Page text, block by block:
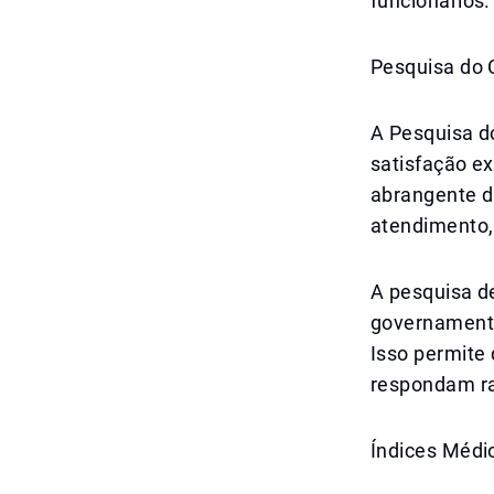
Pesquisa do
A Pesquisa
satisfação
abrangente
A pesquisa
Isso permite
respondam
Índices